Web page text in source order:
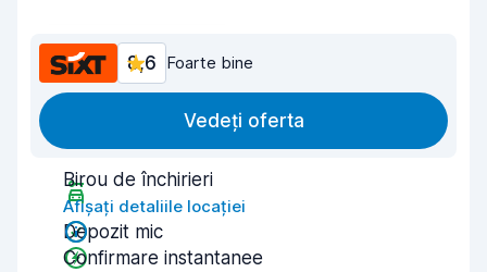
8,6 Foarte bine
Vedeți oferta
Birou de închirieri
Afișați detaliile locației
Depozit mic
Confirmare instantanee